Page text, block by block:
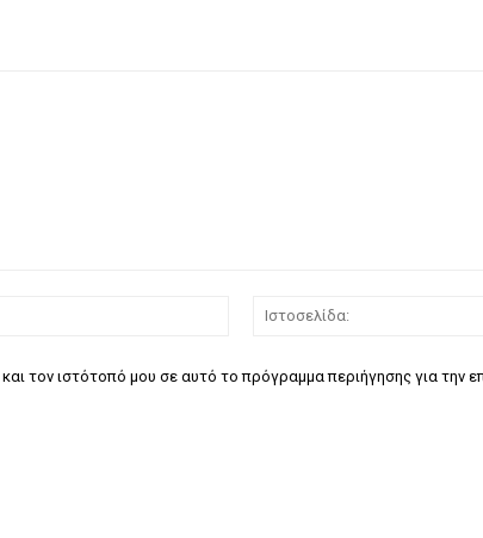
Email:*
τον ιστότοπό μου σε αυτό το πρόγραμμα περιήγησης για την